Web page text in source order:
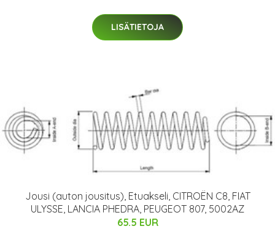
LISÄTIETOJA
Jousi (auton jousitus), Etuakseli, CITROËN C8, FIAT
ULYSSE, LANCIA PHEDRA, PEUGEOT 807, 5002AZ
65.5 EUR